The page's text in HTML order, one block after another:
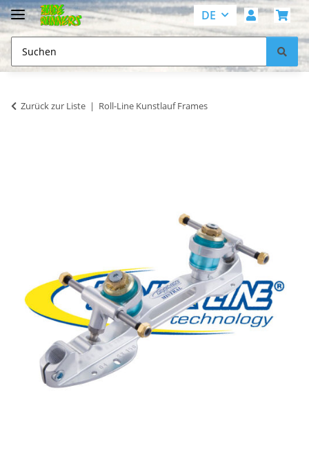
DE
Zurück zur Liste Roll-Line Kunstlauf Frames